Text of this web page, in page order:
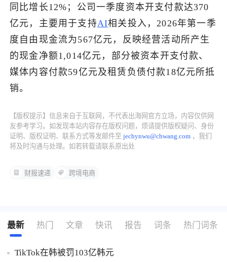
出海交流群
了解出海网
同比增长12%；公司一季度资本开支付款达370
亿元，主要用于支持AI相关投入，2026年第一季
度自由现金流为567亿元，反映经营活动所产生
的现金净额1,014亿元，部分被资本开支付款、
媒体内容付款59亿元及租赁负债付款18亿元所抵
销。
【版权提示】信息来自于互联网，不代表出海网官方立场，内容仅供网
友参考学习。如发现本站内容存在版权问题，烦请提供版权疑问、身份
证明、版权证明、联系方式等发邮件至jechynwu@chwang.com ，我们
将及时沟通与处理。如若转载请联系原出处
财报速递 跨境电商
最新 热门 文章 快讯 报告 词条 热门词条
TikTok在韩被罚103亿韩元